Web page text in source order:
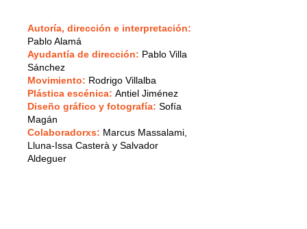
Autoría, dirección e interpretación:
Pablo Alamá
Ayudantía de dirección: Pablo Villa
Sánchez
Movimiento: Rodrigo Villalba
Plástica escénica: Antiel Jiménez
Diseño gráfico y fotografía: Sofía
Magán
Colaboradorxs: Marcus Massalami,
Lluna-Issa Casterà y Salvador
Aldeguer